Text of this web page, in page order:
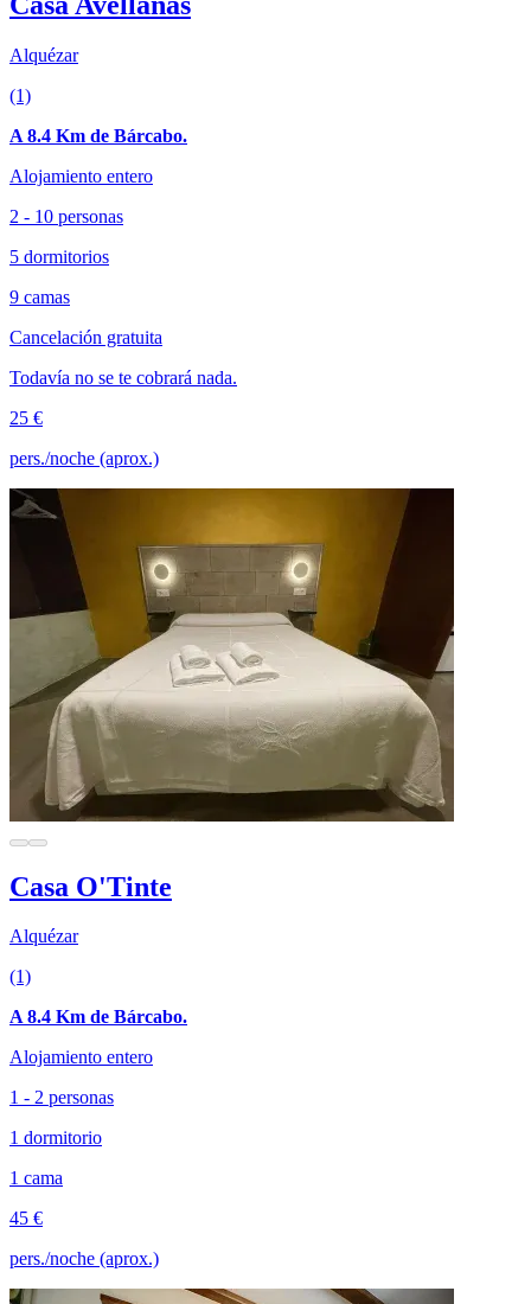
Alquézar
(1)
A 8.4 Km de Bárcabo.
Alojamiento entero
2 - 10 personas
5 dormitorios
9 camas
Cancelación gratuita
Todavía no se te cobrará nada.
25 €
pers./noche (aprox.)
Casa O'Tinte
Alquézar
(1)
A 8.4 Km de Bárcabo.
Alojamiento entero
1 - 2 personas
1 dormitorio
1 cama
45 €
pers./noche (aprox.)